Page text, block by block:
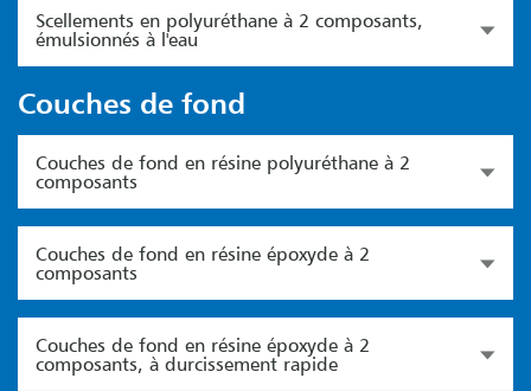
Scellements en polyuréthane à 2 composants,
émulsionnés à l'eau
Couches de fond
Couches de fond en résine polyuréthane à 2
composants
Couches de fond en résine époxyde à 2
composants
Couches de fond en résine époxyde à 2
composants, à durcissement rapide